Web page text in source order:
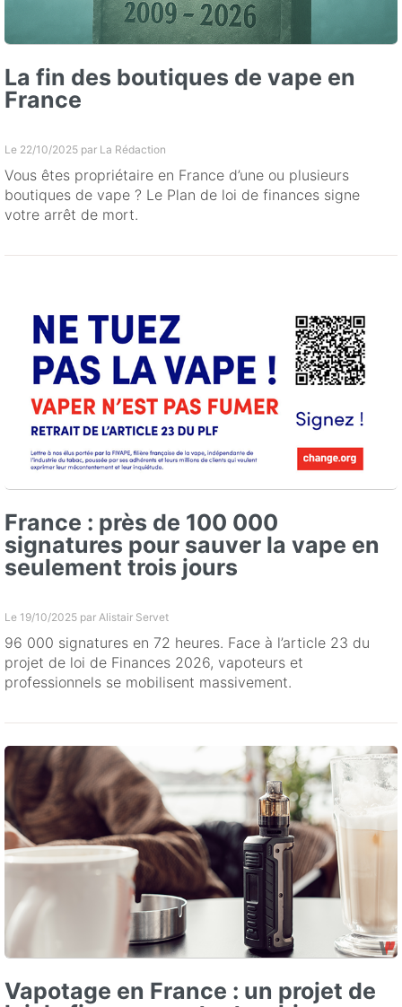
La fin des boutiques de vape en
France
Le 22/10/2025 par La Rédaction
Vous êtes propriétaire en France d’une ou plusieurs
boutiques de vape ? Le Plan de loi de finances signe
votre arrêt de mort.
France : près de 100 000
signatures pour sauver la vape en
seulement trois jours
Le 19/10/2025 par Alistair Servet
96 000 signatures en 72 heures. Face à l’article 23 du
projet de loi de Finances 2026, vapoteurs et
professionnels se mobilisent massivement.
Vapotage en France : un projet de